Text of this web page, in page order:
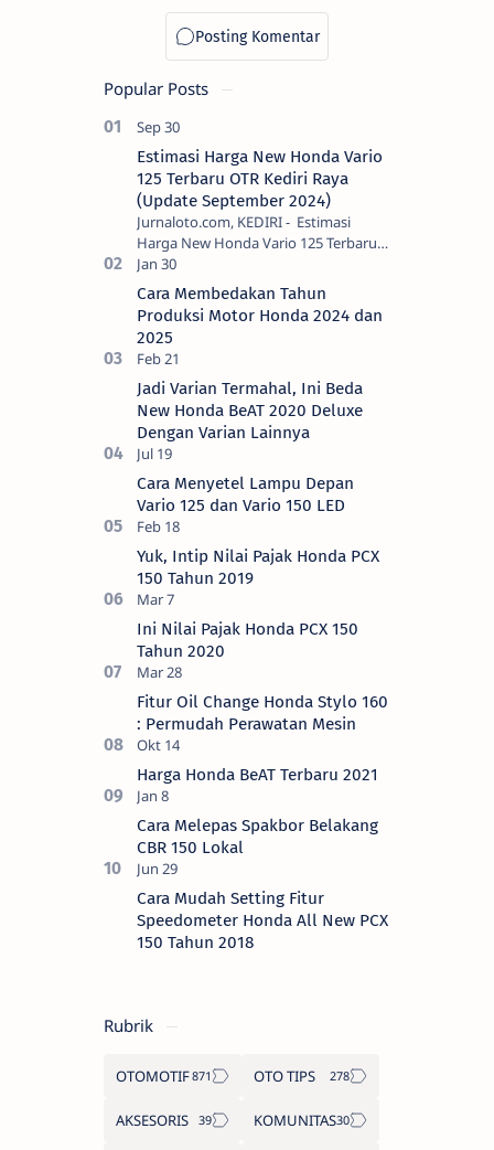
Popular Posts
Estimasi Harga New Honda Vario
125 Terbaru OTR Kediri Raya
(Update September 2024)
Jurnaloto.com, KEDIRI - Estimasi
Harga New Honda Vario 125 Terbaru
OTR Kediri Raya (Update September
2024) Brosis sekalian, PT Astra Honda
Motor (AH…
Cara Membedakan Tahun
Produksi Motor Honda 2024 dan
2025
Jadi Varian Termahal, Ini Beda
New Honda BeAT 2020 Deluxe
Dengan Varian Lainnya
Cara Menyetel Lampu Depan
Vario 125 dan Vario 150 LED
Yuk, Intip Nilai Pajak Honda PCX
150 Tahun 2019
Ini Nilai Pajak Honda PCX 150
Tahun 2020
Fitur Oil Change Honda Stylo 160
: Permudah Perawatan Mesin
Harga Honda BeAT Terbaru 2021
Cara Melepas Spakbor Belakang
CBR 150 Lokal
Cara Mudah Setting Fitur
Speedometer Honda All New PCX
150 Tahun 2018
Rubrik
OTOMOTIF OTO TIPS
AKSESORIS KOMUNITAS